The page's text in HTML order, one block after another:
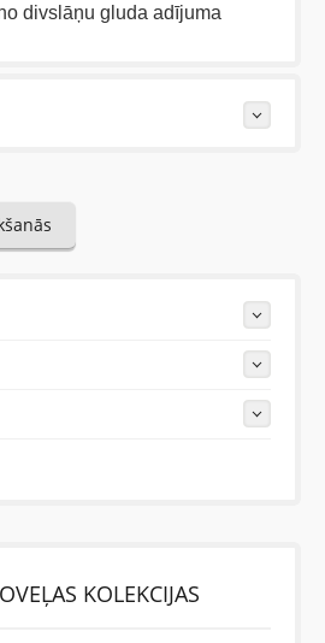
divslāņu gluda adījuma
2021
Lūdzu izvēlieties vērtējumu
(teicami).
KOLEKCIJAS